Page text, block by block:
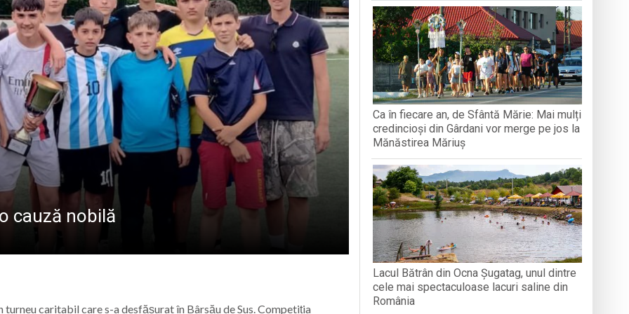
la Baia Mare: Întreaga familie este invitată să vizioneze filmul de animație „Luca”
față în față cu adversari de elită la campionatul derulat în cadrul Grand Prix România
Maicii Domnului” în Parohia Șieu: Aproape 100 de copii au participat la activități
Mare, vizitat de numeroși turiști din țară și străinătate
BAVAREZE PE CÂMPIA TINERETULUI
cauză nobilă
caritabil care s-a desfășurat în Bârsău de Sus. Competiția
Ca în fiecare an, de Sfântă Mărie: Mai mulți
credincioși din Gârdani vor merge pe jos la
Mănăstirea Măriuș
Lacul Bătrân din Ocna Șugatag, unul dintre
cele mai spectaculoase lacuri saline din
România